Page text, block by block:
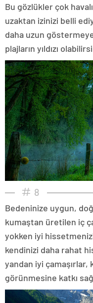
Bu gözlükler çok
uzaktan izinizi belli
daha uzun
plajların yıldızı
8
Bedeninize uygun,
kumaştan üretilen iç
yokken iyi hissetmenizi
kendinizi daha rahat
yandan iyi çamaşırlar,
görünmesine katkı